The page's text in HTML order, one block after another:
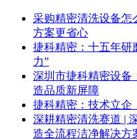
采购精密清洗设备怎
方案更省心
捷科精密：十五年研
力”
深圳市捷科精密设备
造品质新屏障
捷科精密：技术立企
深耕精密清洗赛道 |
造全流程洁净解决方